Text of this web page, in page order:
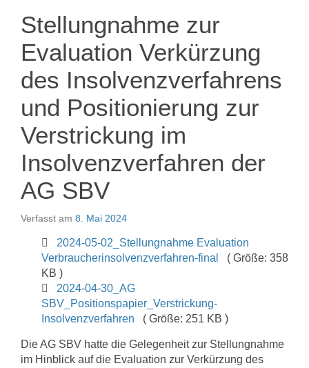
Stellungnahme zur
Evaluation Verkürzung
des Insolvenzverfahrens
und Positionierung zur
Verstrickung im
Insolvenzverfahren der
AG SBV
Verfasst am 8. Mai 2024
2024-05-02_Stellungnahme Evaluation
Verbraucherinsolvenzverfahren-final
( Größe: 358
KB )
2024-04-30_AG
SBV_Positionspapier_Verstrickung-
Insolvenzverfahren
( Größe: 251 KB )
Die AG SBV hatte die Gelegenheit zur Stellungnahme
im Hinblick auf die Evaluation zur Verkürzung des